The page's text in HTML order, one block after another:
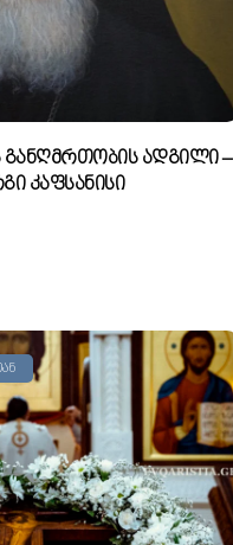
Განღმრთობის Ადგილი –
Კაფსანისი